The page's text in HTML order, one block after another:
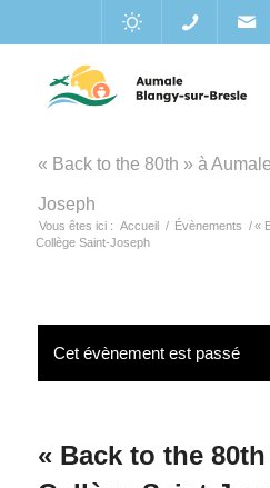
« Back to the 80th » à
Joseph
Vous êtes ici : Accueil / Évènements / «
Collège Saint-Joseph
Cet évènement est passé
« Back to the